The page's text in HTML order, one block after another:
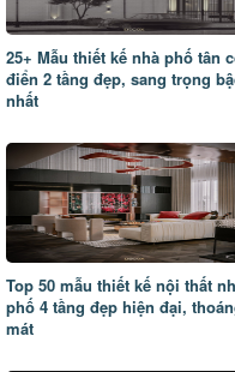
25+ Mẫu thiết kế nhà phố tân
điển 2 tầng đẹp, sang trọng
nhất
Top 50 mẫu thiết kế nội thất
phố 4 tầng đẹp hiện đại,
mát